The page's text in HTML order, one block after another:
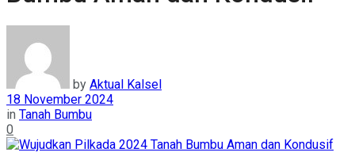
by Aktual Kalsel
18 November 2024
in Tanah Bumbu
0